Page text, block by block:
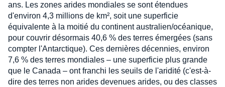
ans. Les zones arides mondiales se sont étendues
d'environ 4,3 millions de km², soit une superficie
équivalente à la moitié du continent australien/océanique,
pour couvrir désormais 40,6 % des terres émergées (sans
compter l'Antarctique). Ces dernières décennies, environ
7,6 % des terres mondiales – une superficie plus grande
que le Canada – ont franchi les seuils de l'aridité (c'est-à-
dire des terres non arides devenues arides, ou des classes